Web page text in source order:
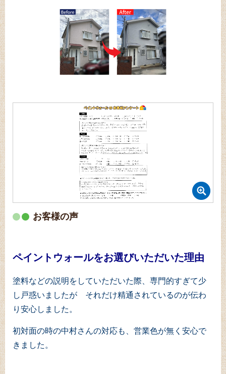
お客様の声
ペイントウォールをお選びいただいた理由
塗料などの説明をしていただいた際、専門的すぎて少
し戸惑いましたが それだけ精通されているのが伝わ
り安心しました。
初対面の時の中村さんの対応も、営業色が無く安心で
きました。